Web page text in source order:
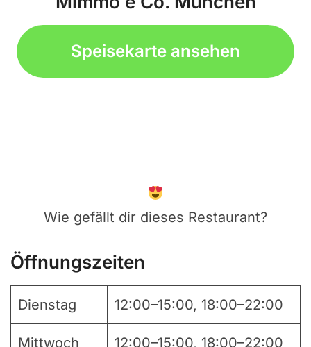
Speisekarte ansehen
Wie gefällt dir dieses Restaurant?
Öffnungszeiten
Dienstag 12:00–15:00, 18:00–22:00
Mittwoch 12:00–15:00, 18:00–22:00